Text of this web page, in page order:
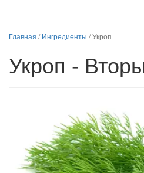
Главная /Ингредиенты /Укроп
Укроп -